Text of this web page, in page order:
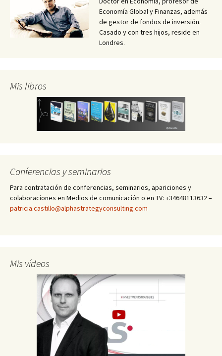
Economía Global y Finanzas, además
de gestor de fondos de inversión.
Casado y con tres hijos, reside en
Londres.
Mis libros
Conferencias y seminarios
Para contratación de conferencias, seminarios, apariciones y
colaboraciones en Medios de comunicación o en TV: +34648113632 –
patricia.castillo@alphastrategyconsulting.com
Mis vídeos